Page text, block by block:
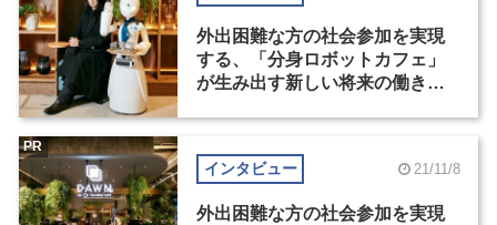
外出困難な方の社会参加を実現
する、「分身ロボットカフェ」
が生み出す新しい将来の働き方
インタビュー 21/11/8
外出困難な方の社会参加を実現
PR